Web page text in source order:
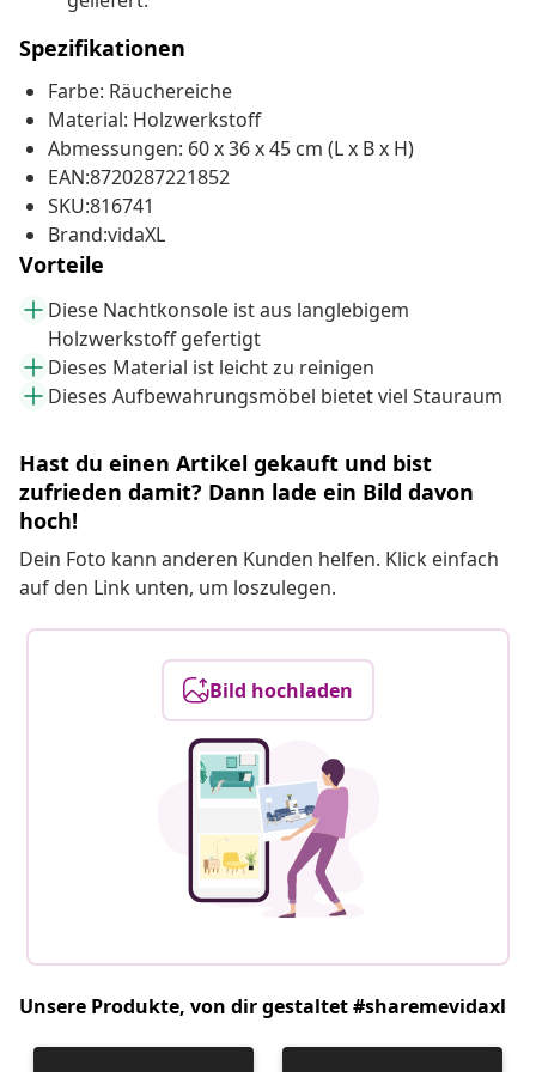
Spezifikationen
Farbe: Räuchereiche
Material: Holzwerkstoff
Abmessungen: 60 x 36 x 45 cm (L x B x H)
EAN:8720287221852
SKU:816741
Brand:vidaXL
Vorteile
Diese Nachtkonsole ist aus langlebigem
Holzwerkstoff gefertigt
Dieses Material ist leicht zu reinigen
Dieses Aufbewahrungsmöbel bietet viel Stauraum
Hast du einen Artikel gekauft und bist
zufrieden damit? Dann lade ein Bild davon
hoch!
Dein Foto kann anderen Kunden helfen. Klick einfach
auf den Link unten, um loszulegen.
Bild hochladen
Unsere Produkte, von dir gestaltet #sharemevidaxl